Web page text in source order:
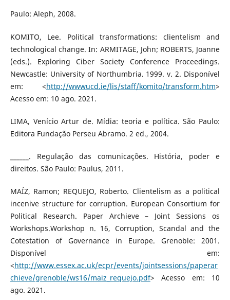
Paulo: Aleph, 2008.
KOMITO, Lee. Political transformations: clientelism and
technological change. In: ARMITAGE, John; ROBERTS, Joanne
(eds.). Exploring Ciber Society Conference Proceedings.
Newcastle: University of Northumbria. 1999. v. 2. Disponível
em: <http://wwwucd.ie/lis/staff/komito/transform.htm>
Acesso em: 10 ago. 2021.
LIMA, Venício Artur de. Mídia: teoria e política. São Paulo:
Editora Fundação Perseu Abramo. 2 ed., 2004.
______. Regulação das comunicações. História, poder e
direitos. São Paulo: Paulus, 2011.
MAÍZ, Ramon; REQUEJO, Roberto. Clientelism as a political
incenive structure for corruption. European Consortium for
Political Research. Paper Archieve – Joint Sessions os
Workshops.Workshop n. 16, Corruption, Scandal and the
Cotestation of Governance in Europe. Grenoble: 2001.
Disponível em:
<http://www.essex.ac.uk/ecpr/events/jointsessions/paperar
chieve/grenoble/ws16/maiz_requejo.pdf> Acesso em: 10
ago. 2021.